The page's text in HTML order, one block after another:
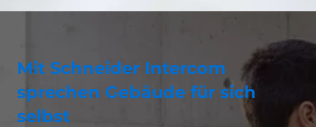
Mit Schneider Intercom
sprechen Gebäude für sich
selbst